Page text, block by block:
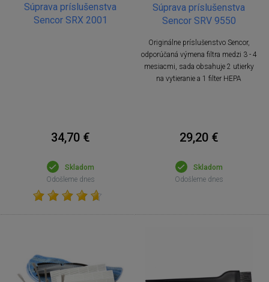
Súprava príslušenstva
Sencor SRX 2001
34,70 €
Skladom
Odošleme dnes
Súprava príslušenstva
Sencor SRV 9550
Originálne príslušenstvo Sencor,
odporúčaná výmena filtra medzi 3 - 4
mesiacmi, sada obsahuje 2 utierky
na vytieranie a 1 filter HEPA
29,20 €
Skladom
Odošleme dnes